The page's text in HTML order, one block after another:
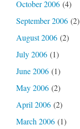
October 2006(4)
September 2006(2)
August 2006(2)
July 2006(1)
June 2006(1)
May 2006(2)
April 2006(2)
March 2006(1)